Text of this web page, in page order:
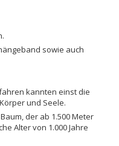
sowie auch
kannten einst die
und Seele.
der ab 1.500 Meter
Alter von 1.000 Jahre